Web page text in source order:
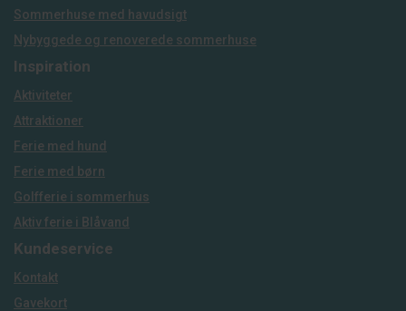
Sommerhuse med havudsigt
Nybyggede og renoverede sommerhuse
Inspiration
Aktiviteter
Attraktioner
Ferie med hund
Ferie med børn
Golfferie i sommerhus
Aktiv ferie i Blåvand
Kundeservice
Kontakt
Gavekort